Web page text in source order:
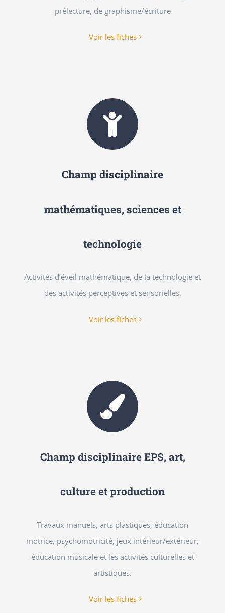
prélecture, de graphisme/écriture
Voir les fiches
Champ disciplinaire
mathématiques, sciences et
technologie
Activités d’éveil mathématique, de la technologie et
des activités perceptives et sensorielles.
Voir les fiches
Champ disciplinaire EPS, art,
culture et production
Travaux manuels, arts plastiques, éducation
motrice, psychomotricité, jeux intérieur/extérieur,
éducation musicale et les activités culturelles et
artistiques.
Voir les fiches